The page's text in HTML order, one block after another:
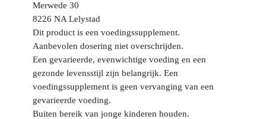
Merwede 30
8226 NA Lelystad
Dit product is een voedingssupplement.
Aanbevolen dosering niet overschrijden.
Een gevarieerde, evenwichtige voeding en een
gezonde levensstijl zijn belangrijk. Een
voedingssupplement is geen vervanging van een
gevarieerde voeding.
Buiten bereik van jonge kinderen houden.